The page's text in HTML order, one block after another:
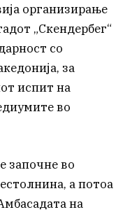
организирање
„Скендербег“
со
за
испит на
во
започне во
а потоа
на